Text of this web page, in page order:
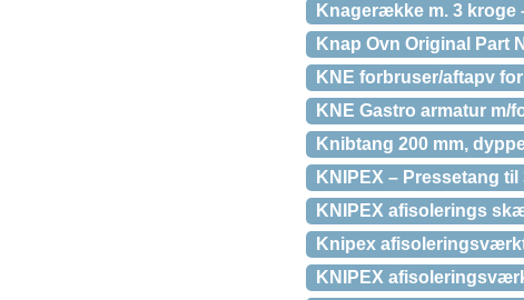
Knagerække m. 3 kroge
Knap Ovn Original Part
KNE forbruser/aftapv
KNE Gastro armatur
Knibtang 200 mm,
KNIPEX – Pressetang
KNIPEX afisolerings
Knipex
KNIPEX